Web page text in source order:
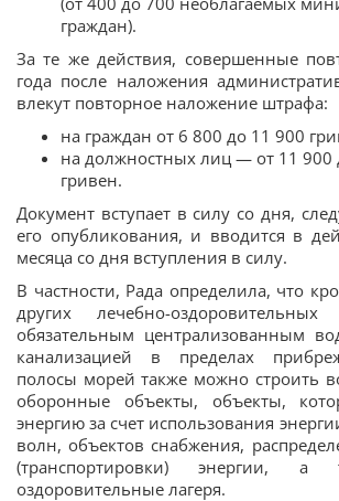
граждан).
За те же действия, совершенные
года после наложения
влекут повторное наложение штрафа:
на граждан от 6 800 до 11 900
на должностных лиц — от 11 900
гривен.
Документ вступает в силу со дня,
его опубликования, и вводится в
месяца со дня вступления в силу.
В частности, Рада определила, что
других лечебно-
обязательным централизованным
канализацией в пределах
полосы морей также можно строить
оборонные объекты, объекты,
энергию за счет использования
волн, объектов снабжения,
(транспортировки) энергии, а
оздоровительные лагеря.